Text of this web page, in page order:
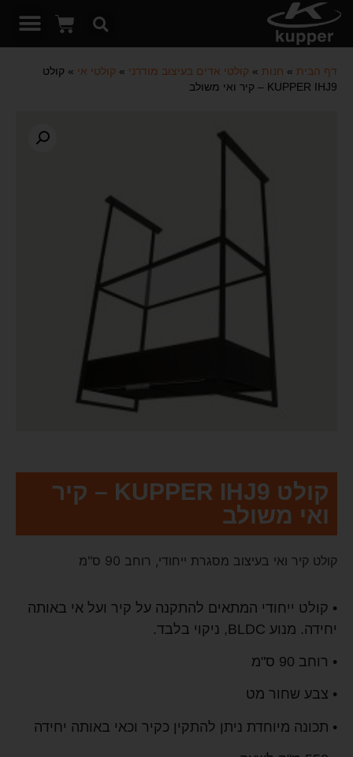
קולט KUPPER IHJ9 – קיר
ואי משולב
קולט קיר ואי בעיצוב מסגרת ייחודי, רוחב 90 ס"מ
• קולט ייחודי המתאים להתקנה על קיר ועל אי באותה
יחידה. מנוע BLDC, ניקוי בלבד.
• רוחב 90 ס"מ
• צבע שחור מט
• תכונה מיוחדת ניתן להתקין כקיר וכאי באותה יחידה
דף הבית » חנות » קולטי אדים בעיצוב מודרני » קולטי אי » קולט
KUPPER IHJ9 – קיר ואי משולב